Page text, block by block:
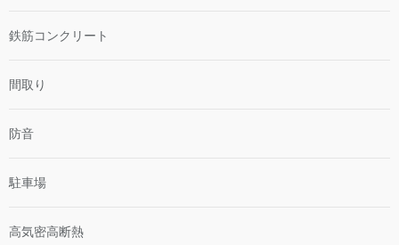
鉄筋コンクリート
間取り
防音
駐車場
高気密高断熱